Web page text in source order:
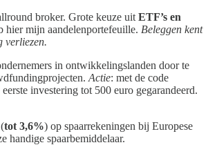
broker. Grote keuze uit ETF’s en
hier mijn aandelenportefeuille. Beleggen kent
verliezen.
in ontwikkelingslanden door te
Actie: met de code
eerste investering tot 500 euro gegarandeerd.
tot 3,6%) op spaarrekeningen bij Europese
handige spaarbemiddelaar.